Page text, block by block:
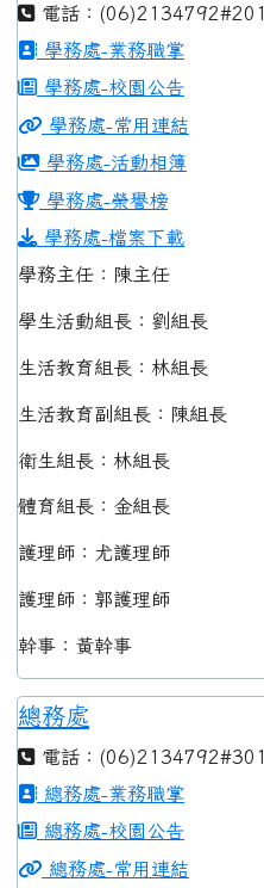
電話：(06)2134792#201
學務處-業務職掌
學務處-校園公告
學務處-常用連結
學務處-活動相簿
學務處-榮譽榜
學務處-檔案下載
學務主任：陳主任
學生活動組長：劉組長
生活教育組長：林組長
生活教育副組長：陳組長
衛生組長：林組長
體育組長：金組長
護理師：尤護理師
護理師：郭護理師
幹事：黃幹事
總務處
電話：(06)2134792#301
總務處-業務職掌
總務處-校園公告
總務處-常用連結